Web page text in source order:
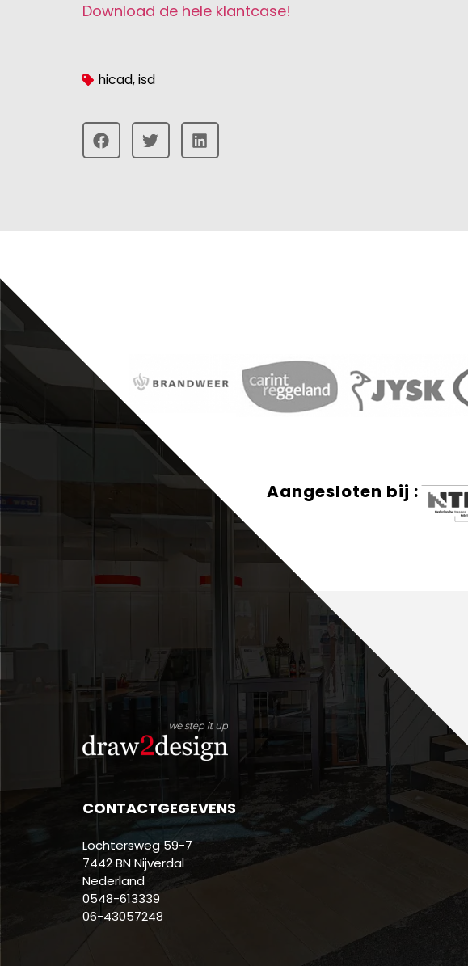
Download de hele klantcase!
hicad,isd
Aangesloten bij :
CONTACTGEGEVENS
Lochtersweg 59-7
7442 BN Nijverdal
Nederland
0548-613339
06-43057248